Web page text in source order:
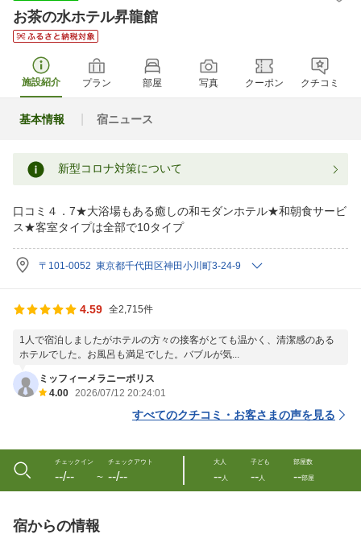
お茶の水ホテル昇龍館
施設紹介 プラン 部屋 写真 クーポン クチコミ
基本情報 宿ニュース
新型コロナ対策について
口コミ４．7★大浴場もある癒しの和モダンホテル★和朝食サービ
ス★客室タイプは全部で10タイプ
〒101-0052 東京都千代田区神田小川町3-24-9
4.59 全2,715件
1人で宿泊しましたがホテルの方々の接客がとても温かく、清潔感のある
ホテルでした。お風呂も満足でした。バブルが気...
ミッフィーメラニーボリス
4.00 2026/07/12 20:24:01
すべてのクチコミ・お客さまの声を見る
チェックイン
--/-- 〜
チェックアウト
--/--
大人
--人
子ども
--人
部屋数
--部屋
宿からの情報